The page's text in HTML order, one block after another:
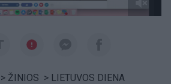
> ŽINIOS > LIETUVOS DIENA